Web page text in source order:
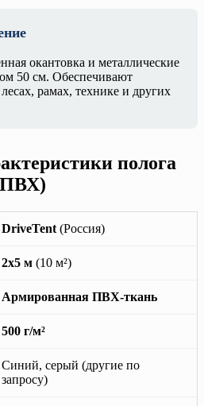
окантовка и металлические
50 см. Обеспечивают
рамах, технике и других
полога
DriveTent (Россия)
2х5 м (10 м²)
Армированная ПВХ-ткань
500 г/м²
Синий, серый (другие по
запросу)